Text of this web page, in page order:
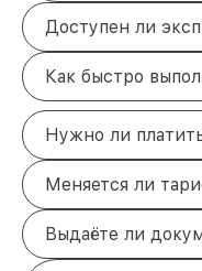
Доступен ли
Как быстро
Нужно ли
Меняется ли
Выдаёте ли